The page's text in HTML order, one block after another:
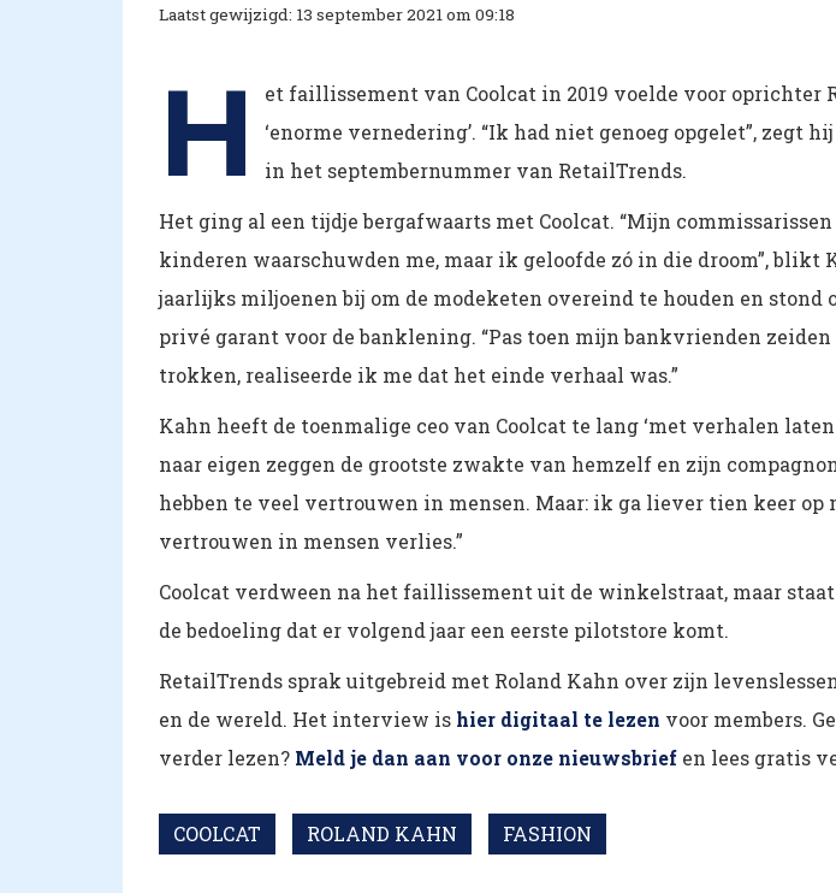
Laatst gewijzigd: 13 september 2021 om 09:18
H
et faillissement van Coolcat in 2019 voelde voor oprichter
‘enorme vernedering’. “Ik had niet genoeg opgelet”, zegt
in het septembernummer van RetailTrends.
Het ging al een tijdje bergafwaarts met Coolcat. “Mijn
kinderen waarschuwden me, maar ik geloofde zó in die droom”, blikt
jaarlijks miljoenen bij om de modeketen overeind te houden en stond
privé garant voor de banklening. “Pas toen mijn bankvrienden
trokken, realiseerde ik me dat het einde verhaal was.”
Kahn heeft de toenmalige ceo van Coolcat te lang ‘met verhalen
naar eigen zeggen de grootste zwakte van hemzelf en zijn
hebben te veel vertrouwen in mensen. Maar: ik ga liever tien keer op
vertrouwen in mensen verlies.”
Coolcat verdween na het faillissement uit de winkelstraat, maar
de bedoeling dat er volgend jaar een eerste pilotstore komt.
RetailTrends sprak uitgebreid met Roland Kahn over zijn
en de wereld. Het interview is hier digitaal te lezen voor members.
verder lezen? Meld je dan aan voor onze nieuwsbrief en lees gratis
COOLCAT ROLAND KAHN FASHION